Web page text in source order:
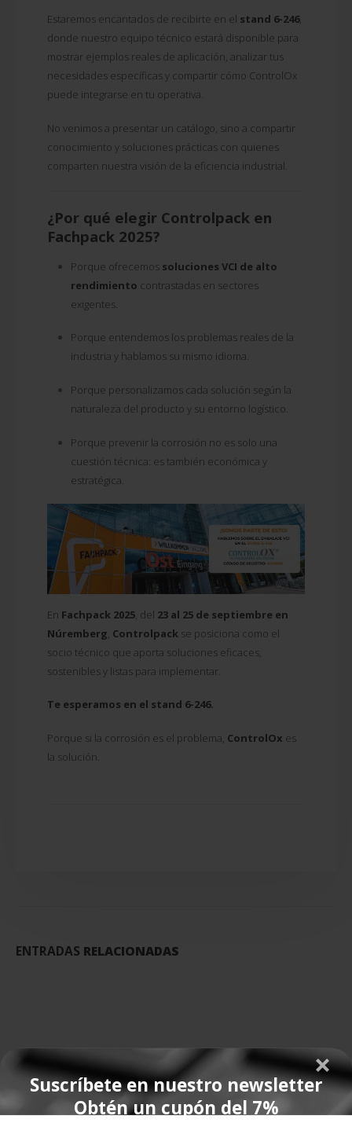
Suscríbete en nuestro newsletter
Obtén un cupón del 7%
Estaremos encantados de recibirte en el stand 6-246,
donde nuestro equipo técnico estará disponible para
mostrar ejemplos reales de aplicación, analizar tus
necesidades específicas y compartir cómo ControlOx
puede integrarse en tu operativa.
No venimos a presentar un catálogo, sino a compartir
conocimiento y soluciones prácticas con quienes
comparten nuestra visión de la eficiencia industrial.
¿Por qué elegir Controlpack en
Fachpack 2025?
Porque ofrecemos soluciones VCI de alto
rendimiento contrastadas en sectores
exigentes.
Porque entendemos los problemas reales de la
industria y hablamos su mismo idioma.
Porque personalizamos cada solución según la
naturaleza del producto y su entorno logístico.
Porque prevenir la corrosión no es solo una
cuestión técnica: es también económica y
estratégica.
En Fachpack 2025, del 23 al 25 de septiembre en
Núremberg, Controlpack se posiciona como el
socio técnico que aporta soluciones eficaces,
sostenibles y listas para implementar.
Te esperamos en el stand 6-246.
Porque si la corrosión es el problema, ControlOx es
la solución.
ENTRADAS RELACIONADAS